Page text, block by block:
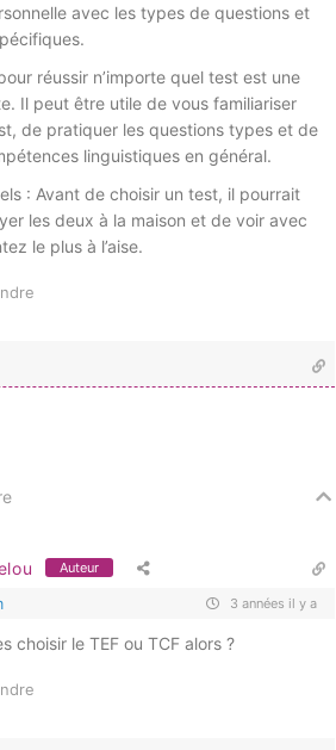
avec les types de questions et
réussir n’importe quel test est une
Il peut être utile de vous familiariser
de pratiquer les questions types et de
linguistiques en général.
: Avant de choisir un test, il pourrait
les deux à la maison et de voir avec
le plus à l’aise.
Auteur
3 années il y a
choisir le TEF ou TCF alors ?